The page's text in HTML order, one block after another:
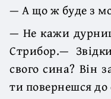
— А що ж буде з
— Не кажи
Стрибор.—
свого сина? Він
ти повернешся до